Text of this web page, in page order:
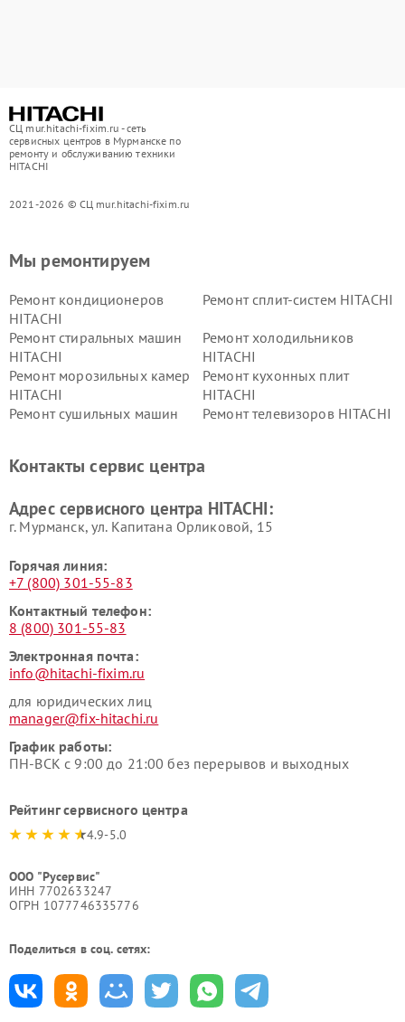
СЦ mur.hitachi-fixim.ru - сеть
сервисных центров в Мурманске по
ремонту и обслуживанию техники
HITACHI
2021-2026 © СЦ mur.hitachi-fixim.ru
Мы ремонтируем
Ремонт кондиционеров
HITACHI
Ремонт сплит-систем HITACHI
Ремонт стиральных машин
HITACHI
Ремонт холодильников
HITACHI
Ремонт морозильных камер
HITACHI
Ремонт кухонных плит
HITACHI
Ремонт сушильных машин
Ремонт телевизоров HITACHI
данных HITACHI
HITACHI
HITACHI
HITACHI
Контакты сервис центра
Адрес сервисного центра HITACHI:
г. Мурманск, ул. Капитана Орликовой, 15
Горячая линия:
+7 (800) 301-55-83
Контактный телефон:
8 (800) 301-55-83
Электронная почта:
info@hitachi-fixim.ru
для юридических лиц
manager@fix-hitachi.ru
График работы:
ПН-ВСК с 9:00 до 21:00 без перерывов и выходных
Рейтинг сервисного центра
4.9-5.0
ООО "Русервис"
ИНН 7702633247
ОГРН 1077746335776
Поделиться в соц. сетях: